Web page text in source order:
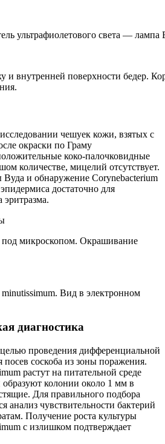
ультрафиолетового света — лампа
и внутренней поверхности бедер.
чешуек кожи, взятых с
окраски по Граму
коко-палочковидные
количестве, мицелий отсутствует.
и обнаружение Corynebacterium
достаточно для
эритразма.
под микроскопом. Окрашивание
Вид в электронном
диагностика
проведения дифференциальной
посев соскоба из зоны поражения.
растут на питательной среде
образуют колонии около 1 мм в
Для правильного подбора
анализ чувствительности бактерий
Получение роста культуры
с излишком подтверждает